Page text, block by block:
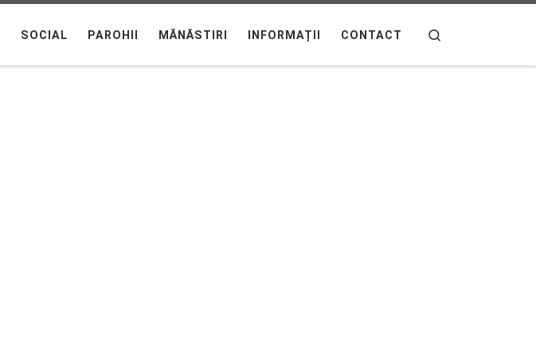
SOCIAL PAROHII MĂNĂSTIRI INFORMAȚII CONTACT